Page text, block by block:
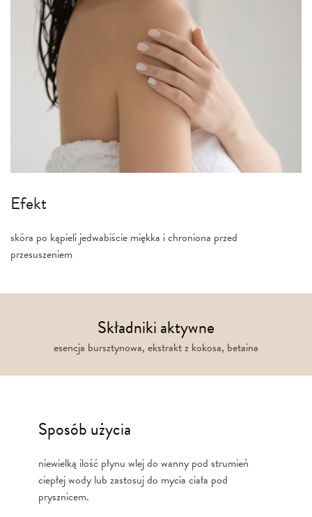
Efekt
skóra po kąpieli jedwabiście miękka i chroniona przed
przesuszeniem
Składniki aktywne
esencja bursztynowa, ekstrakt z kokosa, betaina
Sposób użycia
niewielką ilość płynu wlej do wanny pod strumień
ciepłej wody lub zastosuj do mycia ciała pod
prysznicem.